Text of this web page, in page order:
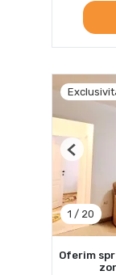
1 / 20
Previous
Oferim